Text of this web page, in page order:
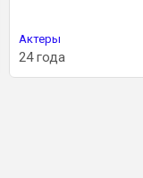
Актеры
24 года